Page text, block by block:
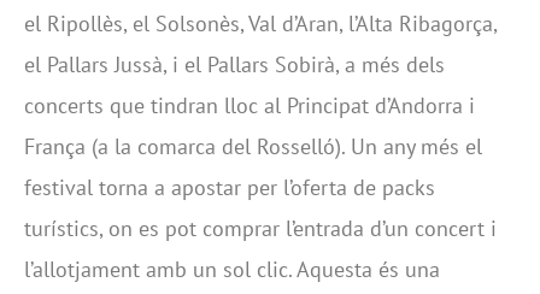
el Ripollès, el Solsonès, Val d’Aran, l’Alta Ribagorça,
el Pallars Jussà, i el Pallars Sobirà, a més dels
concerts que tindran lloc al Principat d’Andorra i
França (a la comarca del Rosselló). Un any més el
festival torna a apostar per l’oferta de packs
turístics, on es pot comprar l’entrada d’un concert i
l’allotjament amb un sol clic. Aquesta és una